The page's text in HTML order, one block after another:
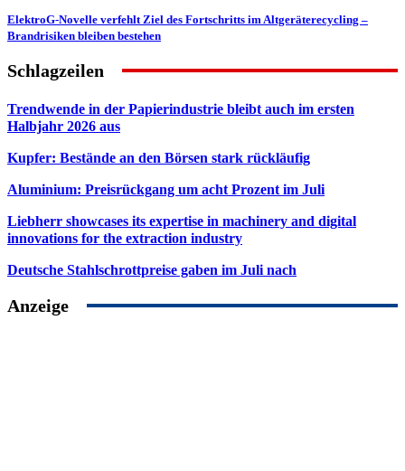
ElektroG-Novelle verfehlt Ziel des Fortschritts im Altgeräterecycling –
Brandrisiken bleiben bestehen
Schlagzeilen
Trendwende in der Papierindustrie bleibt auch im ersten
Halbjahr 2026 aus
Kupfer: Bestände an den Börsen stark rückläufig
Aluminium: Preisrückgang um acht Prozent im Juli
Liebherr showcases its expertise in machinery and digital
innovations for the extraction industry
Deutsche Stahlschrottpreise gaben im Juli nach
Anzeige